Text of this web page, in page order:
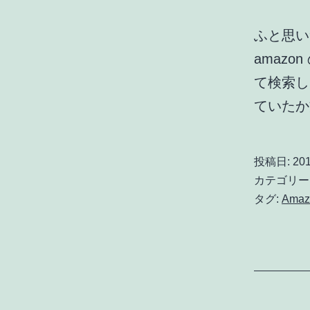
ふと思
amazon
て検索
ていた
投稿日:
カテゴリ
タグ: